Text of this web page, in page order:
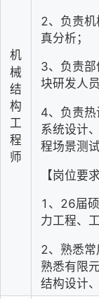
机
械
结
构
工
程
师
2、负责
真分析；
3、负责
块研发人
4、负责
系统设计
程场景测
【岗位要求
1 、26届
力工程、
2、熟悉常
熟悉有限
结构设计